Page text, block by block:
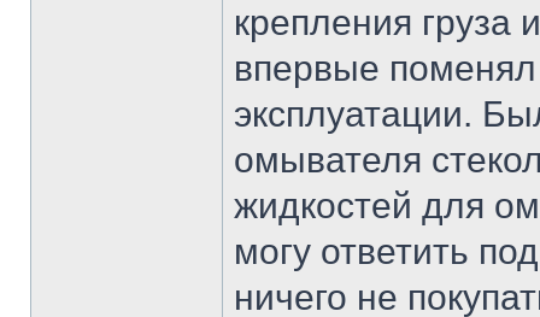
крепления груза
впервые
эксплуатации.
омывателя
жидкостей для
могу ответить
ничего не